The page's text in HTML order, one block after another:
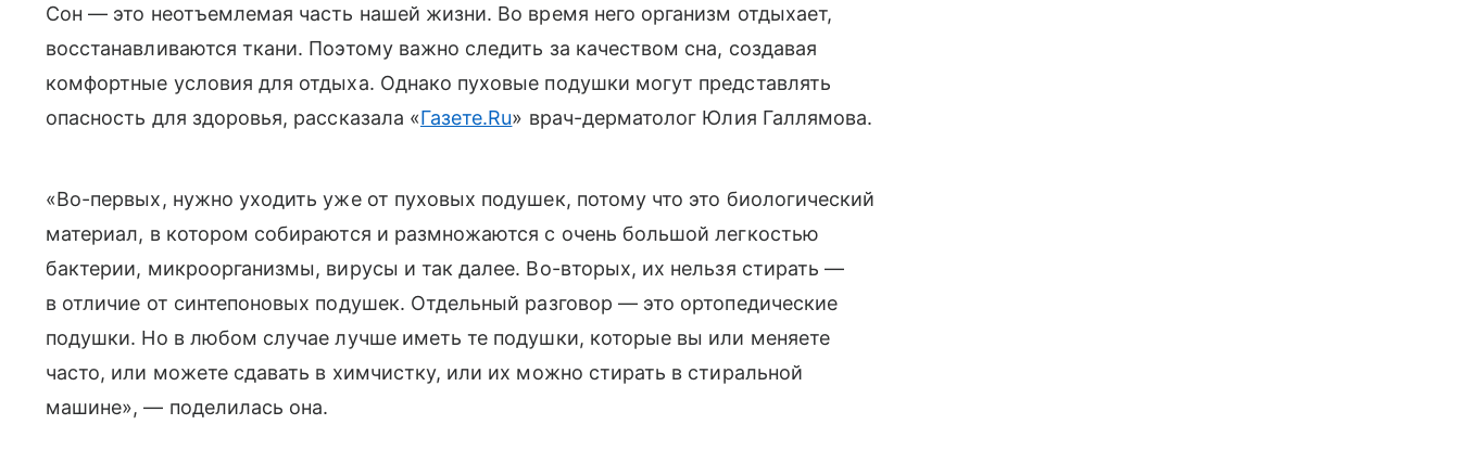
Сон — это неотъемлемая часть нашей жизни. Во время него организм отдыхает,
восстанавливаются ткани. Поэтому важно следить за качеством сна, создавая
комфортные условия для отдыха. Однако пуховые подушки могут представлять
опасность для здоровья, рассказала «Газете.Ru» врач-дерматолог Юлия Галлямова.
«Во-первых, нужно уходить уже от пуховых подушек, потому что это биологический
материал, в котором собираются и размножаются с очень большой легкостью
бактерии, микроорганизмы, вирусы и так далее. Во-вторых, их нельзя стирать —
в отличие от синтепоновых подушек. Отдельный разговор — это ортопедические
подушки. Но в любом случае лучше иметь те подушки, которые вы или меняете
часто, или можете сдавать в химчистку, или их можно стирать в стиральной
машине», — поделилась она.